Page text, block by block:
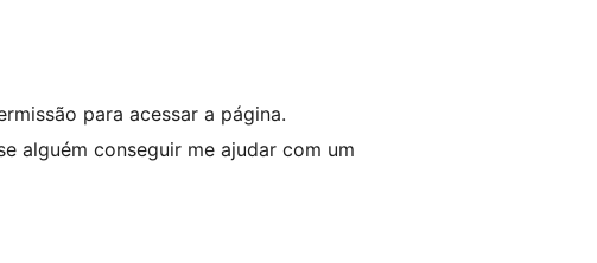
para acessar a página.
alguém conseguir me ajudar com um